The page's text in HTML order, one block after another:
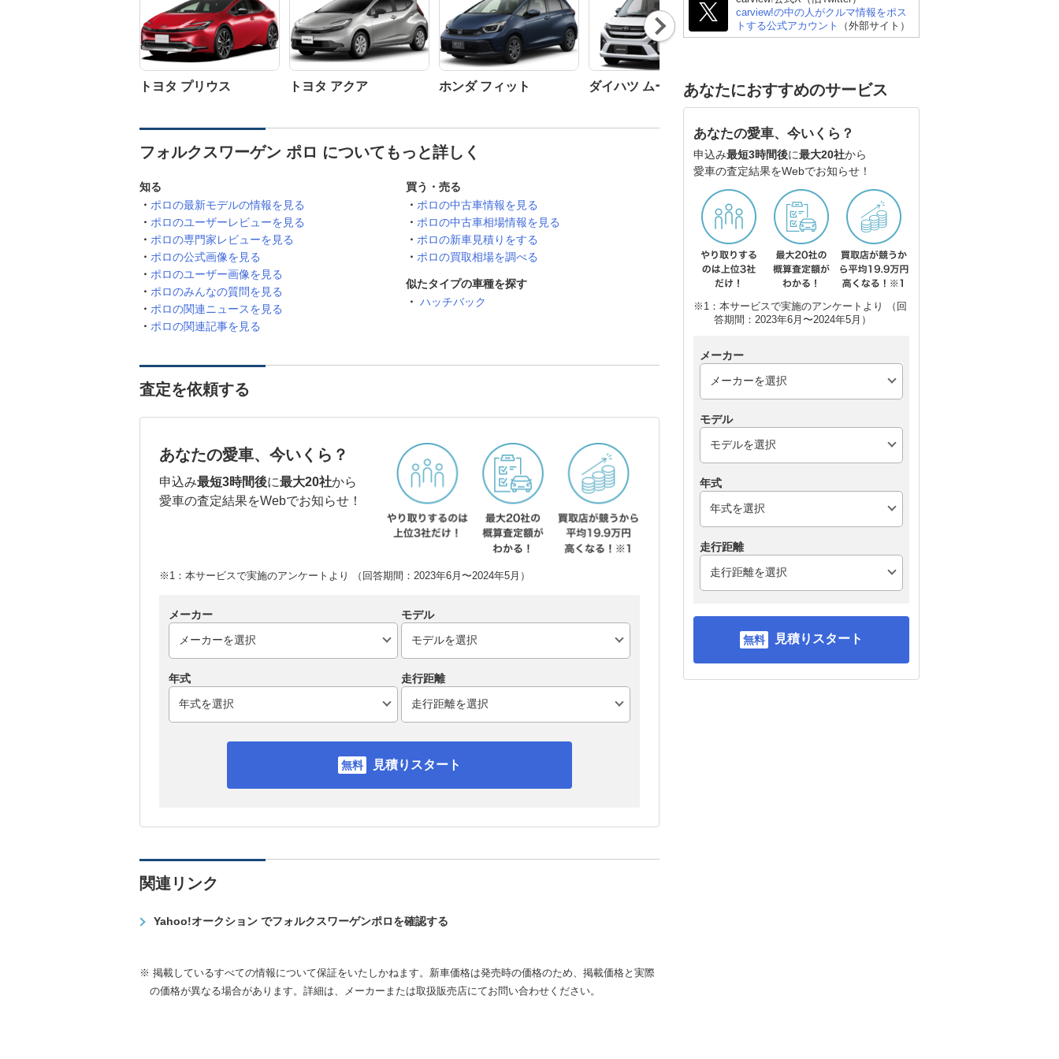
トヨタ プリウス トヨタ アクア ホンダ フィット ダイハツ ムーヴ スズキ アルト
Nex
t
フォルクスワーゲン ポロ についてもっと詳しく
知る
ポロの最新モデルの情報を見る
ポロのユーザーレビューを見る
ポロの専門家レビューを見る
ポロの公式画像を見る
ポロのユーザー画像を見る
ポロのみんなの質問を見る
ポロの関連ニュースを見る
ポロの関連記事を見る
買う・売る
ポロの中古車情報を見る
ポロの中古車相場情報を見る
ポロの新車見積りをする
ポロの買取相場を調べる
似たタイプの車種を探す
ハッチバック
査定を依頼する
あなたの愛車、今いくら？
申込み最短3時間後に最大20社から
愛車の査定結果をWebでお知らせ！
※1：本サービスで実施のアンケートより （回答期間：2023年6月〜2024年5月）
メーカー モデル
年式 走行距離
見積りスタート
関連リンク
Yahoo!オークション でフォルクスワーゲンポロを確認する
※ 掲載しているすべての情報について保証をいたしかねます。新車価格は発売時の価格のため、掲載価格と実際
の価格が異なる場合があります。詳細は、メーカーまたは取扱販売店にてお問い合わせください。
carview!の中の人がクルマ情報をポス
トする公式アカウント
（外部サイト）
あなたにおすすめのサービス
あなたの愛車、今いくら？
申込み最短3時間後に最大20社から
愛車の査定結果をWebでお知らせ！
※1：本サービスで実施のアンケートより （回
答期間：2023年6月〜2024年5月）
メーカー
モデル
年式
走行距離
見積りスタート